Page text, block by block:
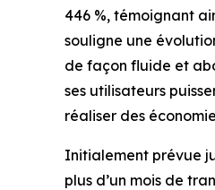
446 %, témoignant
souligne une
de façon fluide et
ses utilisateurs
réaliser des
Initialement prévue
plus d’un mois de